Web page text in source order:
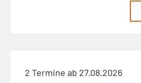
2 Termine ab 27.08.2026